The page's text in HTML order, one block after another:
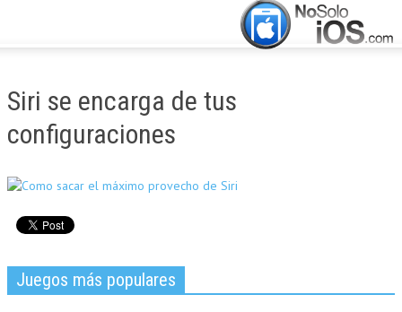
ACTUALIDAD
Siri se encarga de tus
configuraciones
Juegos más populares